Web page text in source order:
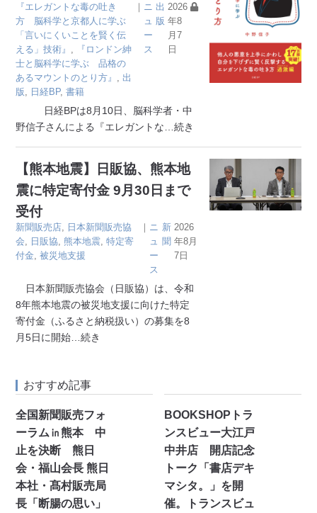
『エレガントな毒の吐き
方 脳科学と京都人に学ぶ
「言いにくいことを賢く伝
える」技術』 ,
『ロンドン紳
士と脳科学に学ぶ 品格の
あるマウントのとり方』 , 出
版, 日経BP,書籍
｜ ニ
ュ
ー
ス
出
版
2026
年8
月7
日
日経BPは8月10日、脳科学者・中
野信子さんによる『エレガントな …続き
【熊本地震】日販協、熊本地
震に特定寄付金 9月30日まで
受付
新聞販売店, 日本新聞販売協
会, 日販協, 熊本地震,特定寄
付金,被災地支援
｜ ニ
ュ
ー
ス
新
聞
2026
年8月
7日
日本新聞販売協会（日販協）は、令和
8年熊本地震の被災地支援に向けた特定
寄付金（ふるさと納税扱い）の募集を8
月5日に開始 …続き
おすすめ記事
全国新聞販売フォ
ーラム㏌熊本 中
止を決断 熊日
会・福山会長 熊日
本社・髙村販売局
長「断腸の思い」
BOOKSHOPトラ
ンスビュー大江戸
中井店 開店記念
トーク「書店デキ
マシタ。」を開
催。トランスビュ